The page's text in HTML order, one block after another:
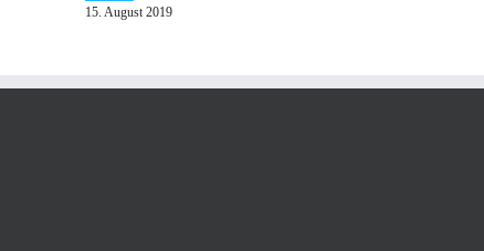
15. August 2019